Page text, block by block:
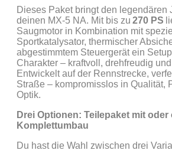
Dieses Paket bringt den legendären
deinen MX-5 NA. Mit bis zu 270 PS
Saugmotor in Kombination mit
Sportkatalysator, thermischer
abgestimmtem Steuergerät ein
Charakter – kraftvoll, drehfreudig
Entwickelt auf der Rennstrecke,
Straße – kompromisslos in Qualität,
Optik.
Drei Optionen: Teilepaket mit
Komplettumbau
Du hast die Wahl zwischen drei